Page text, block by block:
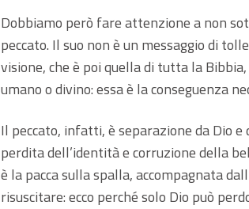
Dobbiamo però fare attenzione a non
peccato. Il suo non è un messaggio di
visione, che è poi quella di tutta la
umano o divino: essa è la conseguenza
Il peccato, infatti, è separazione da Dio
perdita dell’identità e corruzione della
è la pacca sulla spalla, accompagnata
risuscitare: ecco perché solo Dio può